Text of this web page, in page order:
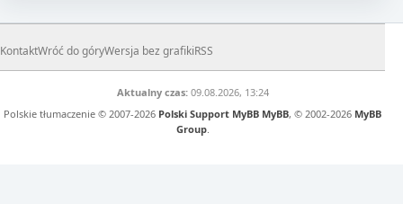
KontaktWróć do góryWersja bez grafikiRSS
Aktualny czas:09.08.2026, 13:24
Polskie tłumaczenie © 2007-2026 Polski Support MyBB MyBB, © 2002-2026 MyBB
Group.